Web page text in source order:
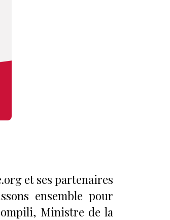
et ses partenaires
ensemble pour
Ministre de la